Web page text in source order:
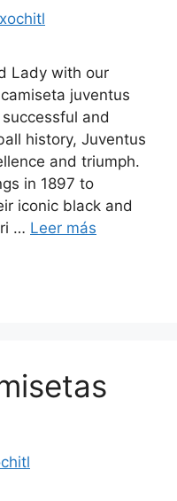
Lady with our
juventus
and
history, Juventus
and triumph.
in 1897 to
iconic black and
… Leer más